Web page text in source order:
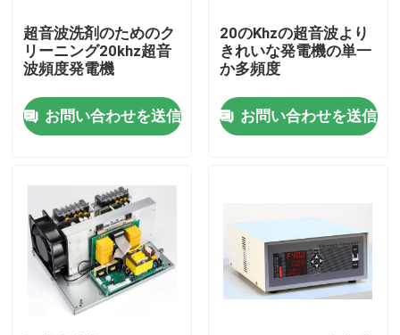
製品
私達について
工場旅行
超音波洗剤のためのク
リーニング20khz超音
波頻度発電機
お問い合わせを送信
20のKhzの超音波より
きれいな発電機の単一
か多頻度
お問い合わせを送信